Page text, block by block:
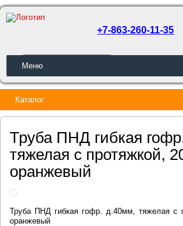
ОБРАТНЫЙ ЗВОНОК
+7-863-260-11-35
Меню
Каталог
Труба ПНД гибкая
тяжелая с протяжкой,
оранжевый
Труба ПНД гибкая гофр. д.40мм, тяжелая с
оранжевый